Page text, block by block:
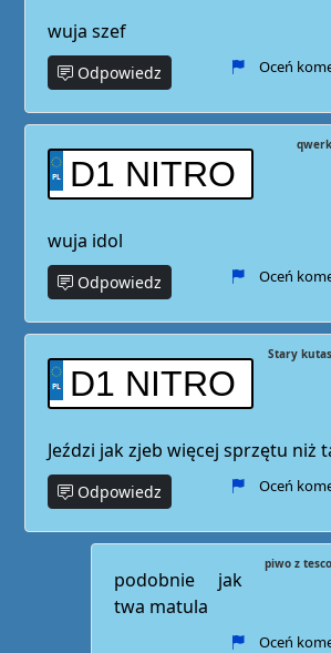
wuja szef
Odpowiedz Oceń
D1 NITRO
qwerk
wuja idol
Odpowiedz Oceń
D1 NITRO
Stary kutas
Jeździ jak zjeb więcej sprzętu niż
Odpowiedz Oceń
piwo z tesco
podobnie jak
twa matula
Oceń